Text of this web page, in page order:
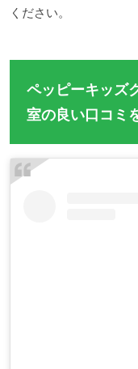
ください。
ペッピーキッズ
室の良い口コミ